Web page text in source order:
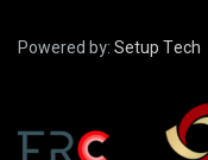
Powered by:Setup Tech